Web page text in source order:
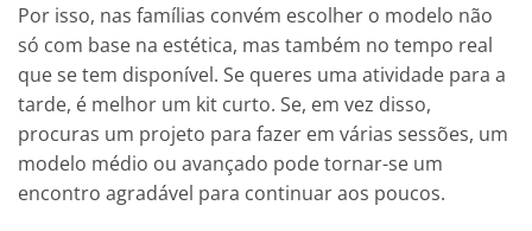
Por isso, nas famílias convém escolher o modelo não
só com base na estética, mas também no tempo real
que se tem disponível. Se queres uma atividade para a
tarde, é melhor um kit curto. Se, em vez disso,
procuras um projeto para fazer em várias sessões, um
modelo médio ou avançado pode tornar-se um
encontro agradável para continuar aos poucos.